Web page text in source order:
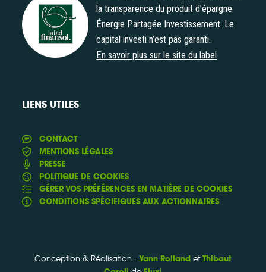
Label Finansol
la transparence du produit d’épargne
Énergie Partagée Investissement. Le
capital investi n’est pas garanti.
En savoir plus sur le site du label
LIENS UTILES
CONTACT
MENTIONS LÉGALES
PRESSE
POLITIQUE DE COOKIES
GÉRER VOS PRÉFÉRENCES EN MATIÈRE DE COOKIES
CONDITIONS SPÉCIFIQUES AUX ACTIONNAIRES
Conception & Réalisation : Yann Rolland etThibaut